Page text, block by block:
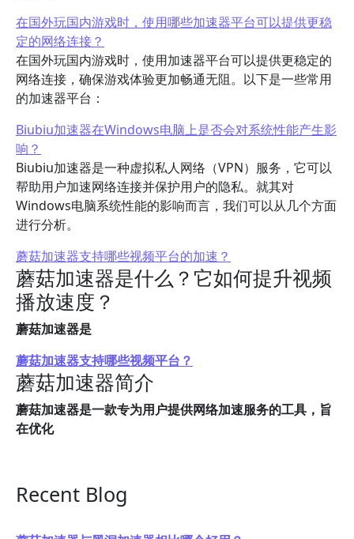
在国外玩国内游戏时，使用哪些加速器平台可以提供更稳
定的网络连接？
在国外玩国内游戏时，使用加速器平台可以提供更稳定的
网络连接，确保游戏体验更加畅通无阻。以下是一些常用
的加速器平台：
Biubiu加速器在Windows电脑上是否会对系统性能产生影
响？
Biubiu加速器是一种虚拟私人网络（VPN）服务，它可以
帮助用户加速网络连接并保护用户的隐私。就其对
Windows电脑系统性能的影响而言，我们可以从几个方面
进行分析。
蘑菇加速器支持哪些视频平台的加速？
蘑菇加速器是什么？它如何提升视频
播放速度？
蘑菇加速器是
蘑菇加速器支持哪些视频平台？
蘑菇加速器简介
蘑菇加速器是一款专为用户提供网络加速服务的工具，旨
在优化
Recent Blog